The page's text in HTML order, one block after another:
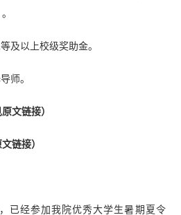
及以上校级奖助金。
师。
文链接）
链接）
已经参加我院优秀大学生暑期夏令